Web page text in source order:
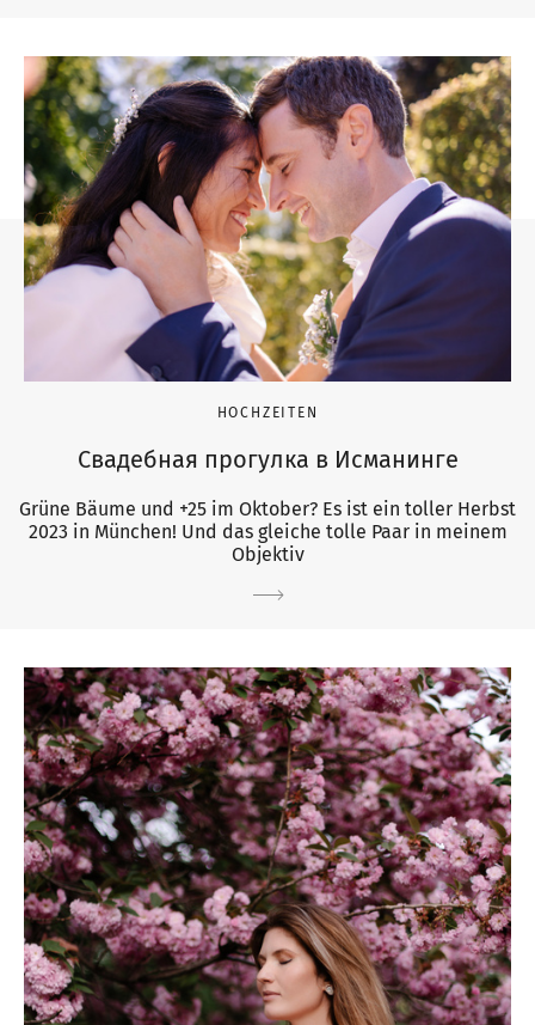
HOCHZEITEN
Свадебная прогулка в Исманинге
Grüne Bäume und +25 im Oktober? Es ist ein toller Herbst
2023 in München! Und das gleiche tolle Paar in meinem
Objektiv